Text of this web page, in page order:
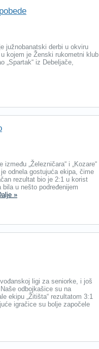
južnobanatski derbi u okviru
u kojem je Ženski rukometni klub
„Spartak“ iz Debeljače,
„Železničara“ i „Kozare“
odnela gostujuća ekipa, čime
rezultat bio je 2:1 u korist
bila u nešto podređenijem
»
ligi za seniorke, i još
odbojkašice su na
ekipu „Žitišta“ rezultatom 3:1
igračice su bolje započele